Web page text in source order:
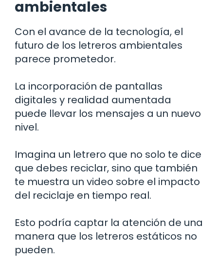
ambientales
Con el avance de la tecnología, el
futuro de los letreros ambientales
parece prometedor.
La incorporación de pantallas
digitales y realidad aumentada
puede llevar los mensajes a un nuevo
nivel.
Imagina un letrero que no solo te dice
que debes reciclar, sino que también
te muestra un video sobre el impacto
del reciclaje en tiempo real.
Esto podría captar la atención de una
manera que los letreros estáticos no
pueden.